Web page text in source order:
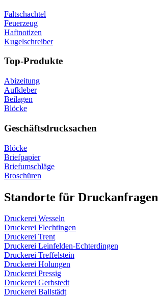
Faltschachtel
Feuerzeug
Haftnotizen
Kugelschreiber
Top-Produkte
Abizeitung
Aufkleber
Beilagen
Blöcke
Geschäftsdrucksachen
Blöcke
Briefpapier
Briefumschläge
Broschüren
Standorte für Druckanfragen
Druckerei Wesseln
Druckerei Flechtingen
Druckerei Trent
Druckerei Leinfelden-Echterdingen
Druckerei Treffelstein
Druckerei Holungen
Druckerei Pressig
Druckerei Gerbstedt
Druckerei Ballstädt